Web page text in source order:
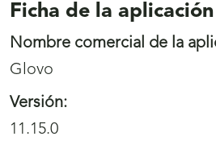
Ficha de la aplicación
Nombre comercial de la
Glovo
Versión:
11.15.0